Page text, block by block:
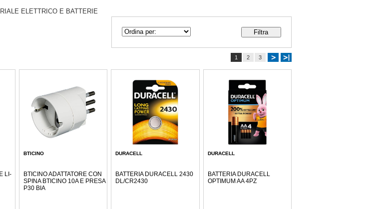
ELETTRICO E BATTERIE
1 2 3
LI-
BTICINO
BTICINO ADATTATORE CON
SPINA BTICINO 10A E PRESA
P30 BIA
DURACELL
BATTERIA DURACELL 2430
DL/CR2430
DURACELL
BATTERIA DURACELL
OPTIMUM AA 4PZ